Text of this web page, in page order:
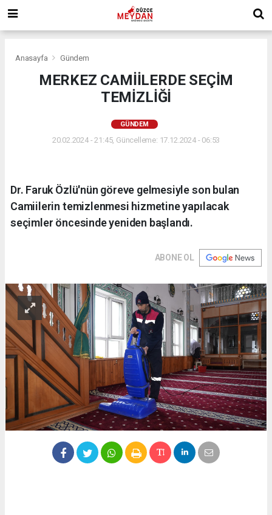
Anasayfa Gündem
MERKEZ CAMİİLERDE SEÇİM
TEMİZLİĞİ
GÜNDEM
20.02.2024 - 21:45, Güncelleme: 17.12.2024 - 06:53
Dr. Faruk Özlü'nün göreve gelmesiyle son bulan
Camiilerin temizlenmesi hizmetine yapılacak
seçimler öncesinde yeniden başlandı.
ABONE OL